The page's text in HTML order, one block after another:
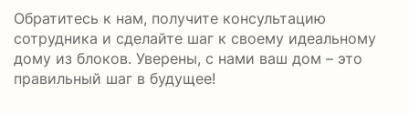
Обратитесь к нам, получите консультацию
сотрудника и сделайте шаг к своему идеальному
дому из блоков. Уверены, с нами ваш дом – это
правильный шаг в будущее!